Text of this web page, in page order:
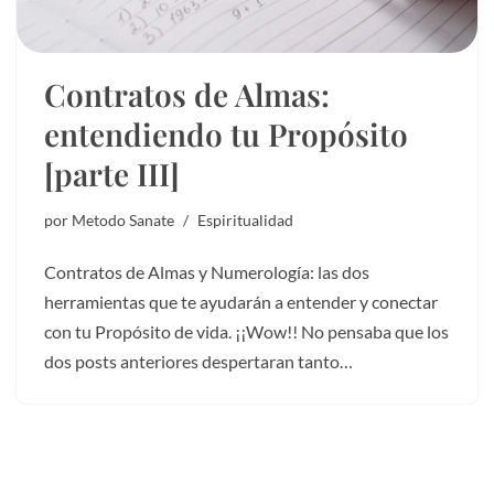
Contratos de Almas:
entendiendo tu Propósito
[parte III]
por Metodo Sanate Espiritualidad
Contratos de Almas y Numerología: las dos
herramientas que te ayudarán a entender y conectar
con tu Propósito de vida. ¡¡Wow!! No pensaba que los
dos posts anteriores despertaran tanto…